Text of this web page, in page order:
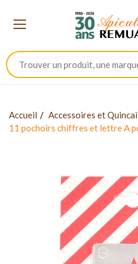
Accueil Accessoires et
11 pochoirs chiffres et lettre A